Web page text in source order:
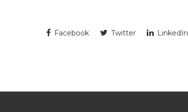
Facebook Twitter LinkedIn